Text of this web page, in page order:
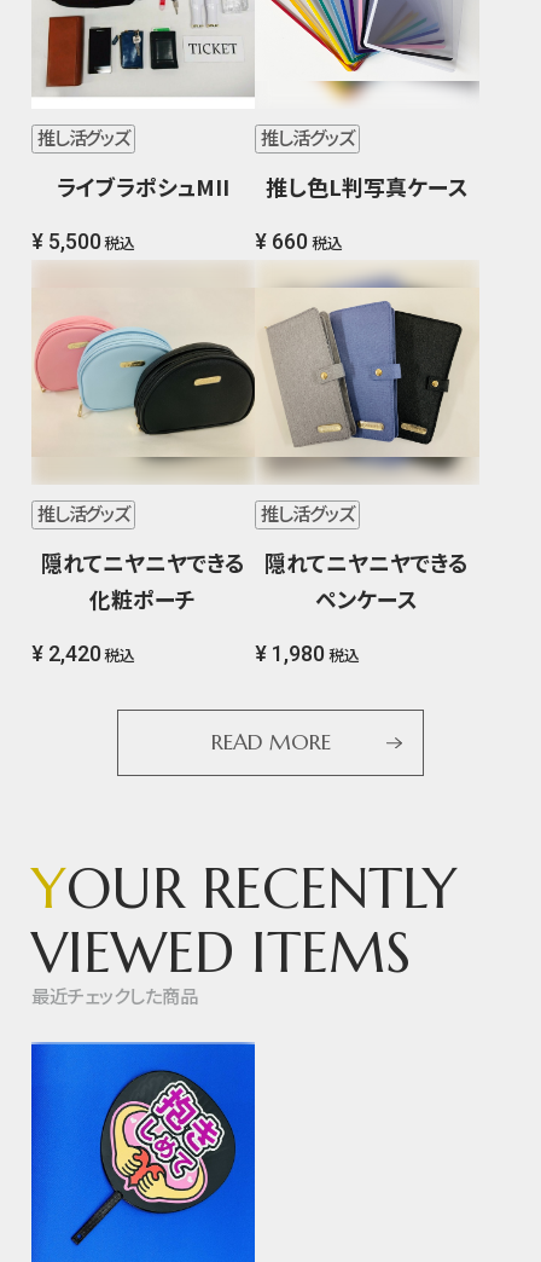
推し活グッズ
ライブラポシュMII
¥ 5,500 税込
推し活グッズ
推し色L判写真ケース
¥ 660 税込
推し活グッズ
隠れてニヤニヤできる
化粧ポーチ
¥ 2,420 税込
推し活グッズ
隠れてニヤニヤできる
ペンケース
¥ 1,980 税込
READ MORE
YOUR RECENTLY
VIEWED ITEMS
最近チェックした商品